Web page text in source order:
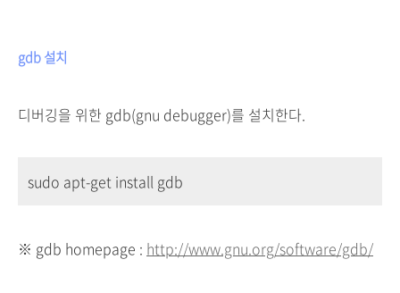
gdb 설치
디버깅을 위한 gdb(gnu debugger)를 설치한다.
sudo apt-get install gdb
※ gdb homepage : http://www.gnu.org/software/gdb/